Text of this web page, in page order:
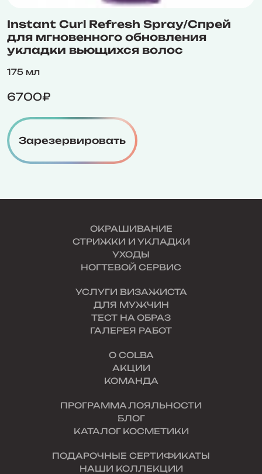
Instant Curl Refresh Spray/Спрей
для мгновенного обновления
укладки вьющихся волос
175 мл
6700₽
Зарезервировать
ОКРАШИВАНИЕ
СТРИЖКИ И УКЛАДКИ
УХОДЫ
НОГТЕВОЙ СЕРВИС
УСЛУГИ ВИЗАЖИСТА
ДЛЯ МУЖЧИН
ТЕСТ НА ОБРАЗ
ГАЛЕРЕЯ РАБОТ
О COLBA
АКЦИИ
КОМАНДА
ПРОГРАММА ЛОЯЛЬНОСТИ
БЛОГ
КАТАЛОГ КОСМЕТИКИ
ПОДАРОЧНЫЕ СЕРТИФИКАТЫ
НАШИ КОЛЛЕКЦИИ